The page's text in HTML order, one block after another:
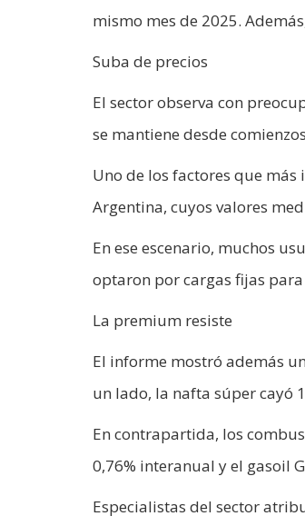
mismo mes de 2025.
Suba de precios
El sector observa con
se mantiene desde
Uno de los factores que
Argentina, cuyos valores
En ese escenario, muchos
optaron por cargas fijas
La premium resiste
El informe mostró además
un lado, la nafta súper cayó
En contrapartida, los
0,76% interanual y el gasoil
Especialistas del sector